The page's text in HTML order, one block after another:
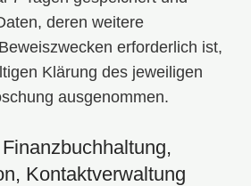
deren weitere
erforderlich ist,
Klärung des jeweiligen
ausgenommen.
Kontaktverwaltung